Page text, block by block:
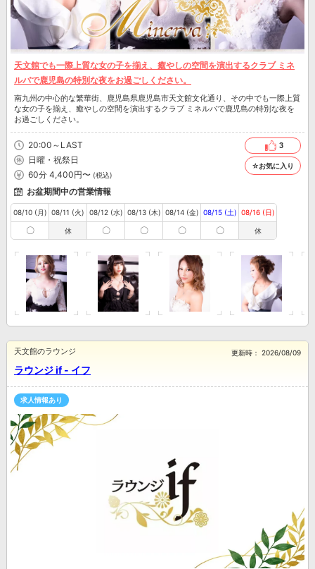
天文館でも一際上質な女の子を揃え、癒やしの空間を演出するクラブ ミネ
ルバで鹿児島の特別な夜をお過ごしください。
南九州の中心的な繁華街、鹿児島県鹿児島市天文館文化通り、その中でも一際上質
な女の子を揃え、癒やしの空間を演出するクラブ ミネルバで鹿児島の特別な夜を
お過ごしください。
20:00～LAST
日曜・祝祭日
60分 4,400円〜 (税込)
3
☆お気に入り
お盆期間中の営業情報
08/10 (月)
〇
08/11 (火)
休
08/12 (水)
〇
08/13 (木)
〇
08/14 (金)
〇
08/15 (土)
〇
08/16 (日)
休
ラウンジ if - イフ
天文館のラウンジ 更新時： 2026/08/09
求人情報あり